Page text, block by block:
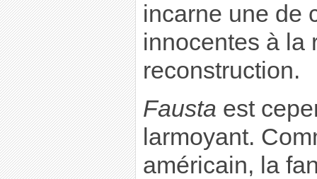
incarne une de
innocentes à la
reconstruction.
Fausta est
larmoyant.
américain, la